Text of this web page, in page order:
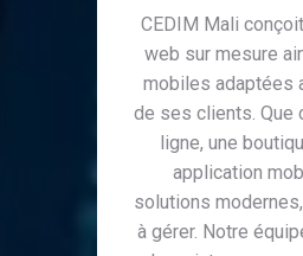
CEDIM Mali
web sur mesure
mobiles adaptées
de ses clients. Que
ligne, une
application
solutions
à gérer. Notre